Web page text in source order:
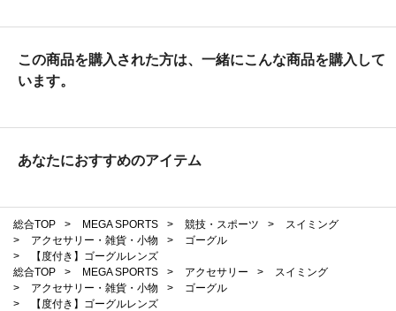
この商品を購入された方は、一緒にこんな商品を購入して
います。
あなたにおすすめのアイテム
総合TOP > MEGA SPORTS > 競技・スポーツ >
スイミング
>
アクセサリー・雑貨・小物 >
ゴーグル
>
【度付き】ゴーグルレンズ
総合TOP
> MEGA SPORTS > アクセサリー >
スイミング
>
アクセサリー・雑貨・小物 >
ゴーグル
>
【度付き】ゴーグルレンズ